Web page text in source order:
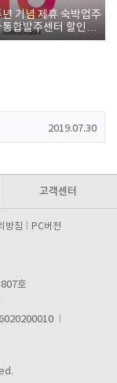
기념 제휴 숙박업주
합발주센터 할인쿠
2019.07.30
고객센터
방침 PC버전
호